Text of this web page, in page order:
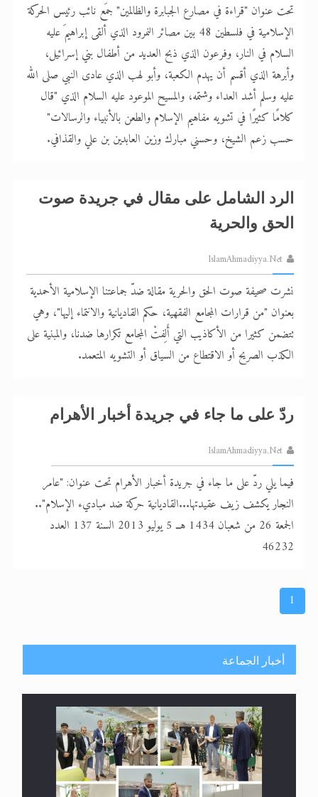
تحت عنوان "قراءة في مصارع الجبابرة والظالمين" جمَع نائب رئيس الحركة
الإسلامية في فلسطين 48 بين مصائر النمرود الذي ألقى إبراهيمَ عليه
السلام في النار، وفرعون الذي ذبح العديد من أطفال بني إسرائيل،
وأبرهة الذي أقسم أن يهدم الكعبة، وأبو لهب الذي عادى النبي صلى الله
عليه وسلم أشد العداء وشتمه، والمسيح الموعود عليه السلام الذي "قال
كلامًا كثيرًا في تشويه مفاهيم الإسلام والطعن بالأنبياء والرسالات"
حسب زعم الشيخ، وحسني مبارك وزين العابدين بن علي والقذافي.
الرد الشامل على مقال في جريدة صوت
الحق والحرية
IslamAhmadiyya.Net
نشرت صحيفة صوت الحق والحرية مقالة ضدّ جماعتنا الإسلامية الأحمدية
بعنوان "من قرارات المجامع الفقهية، حكم القاديانية والانتماء إليها"، وهي
تتضمن كثيرا من الأكاذيب التي أَلِفتْ المجامع تكرارها ضدنا، والمبنية على
الكذب الصريح أو الاقتطاع من السياق أو التشويه المتعمد.
ردّ على ما جاء في جريدة أخبار الأهرام
IslamAhmadiyya.Net
فيما يلي ردّ على ما جاء في جريدة أخبار الأهرام تحت عنوان: "عامر
النجار يكشف زيف عقيدتها...القاديانية حركة ضد مباديء الإسلام"..
الجمعة 26 من شعبان 1434 هــ 5 يوليو 2013 السنة 137 العدد
46232
1
أخبار الجماعة